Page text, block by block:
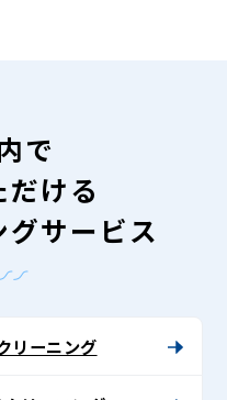
で
ける
サービス
リーニング